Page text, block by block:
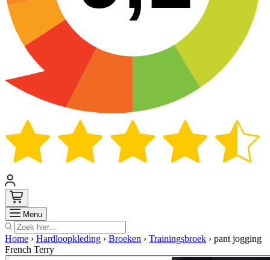
Menu Zoek
Home › Hardloopkleding › Broeken › Trainingsbroek › pant jogging
French Terry